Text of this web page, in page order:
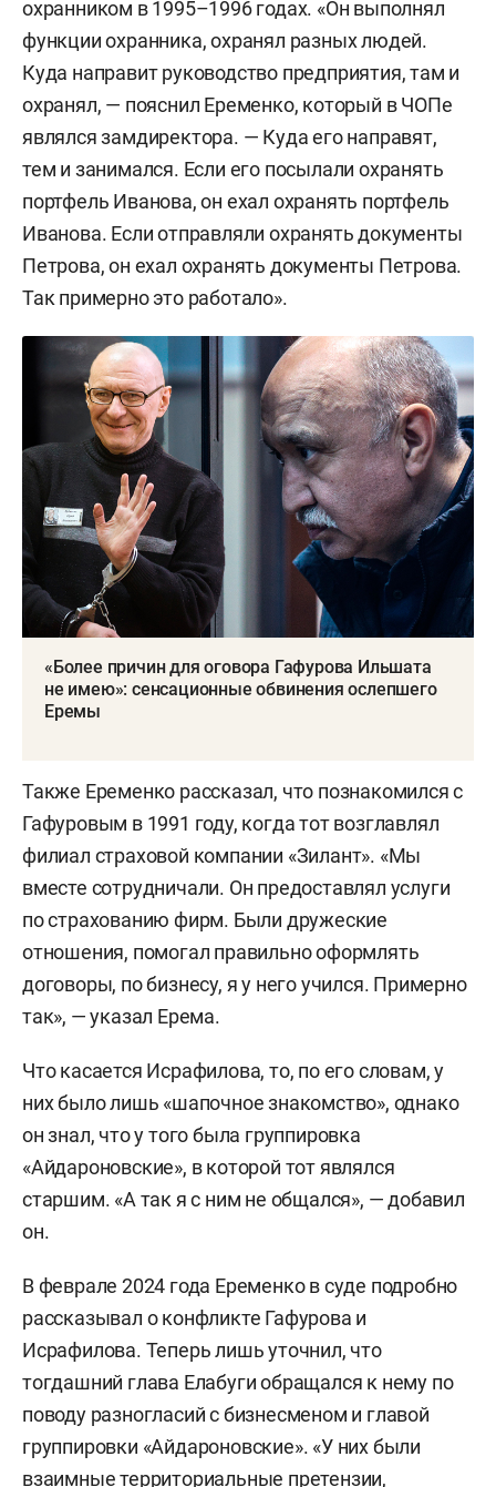
охранником в 1995–1996 годах. «Он выполнял
функции охранника, охранял разных людей.
Куда направит руководство предприятия, там и
охранял, — пояснил Еременко, который в ЧОПе
являлся замдиректора. — Куда его направят,
тем и занимался. Если его посылали охранять
портфель Иванова, он ехал охранять портфель
Иванова. Если отправляли охранять документы
Петрова, он ехал охранять документы Петрова.
Так примерно это работало».
«Более причин для оговора Гафурова Ильшата
не имею»: сенсационные обвинения ослепшего
Еремы
Также Еременко рассказал, что познакомился с
Гафуровым в 1991 году, когда тот возглавлял
филиал страховой компании «Зилант». «Мы
вместе сотрудничали. Он предоставлял услуги
по страхованию фирм. Были дружеские
отношения, помогал правильно оформлять
договоры, по бизнесу, я у него учился. Примерно
так», — указал Ерема.
Что касается Исрафилова, то, по его словам, у
них было лишь «шапочное знакомство», однако
он знал, что у того была группировка
«Айдароновские», в которой тот являлся
старшим. «А так я с ним не общался», — добавил
он.
В феврале 2024 года Еременко в суде подробно
рассказывал о конфликте Гафурова и
Исрафилова. Теперь лишь уточнил, что
тогдашний глава Елабуги обращался к нему по
поводу разногласий с бизнесменом и главой
группировки «Айдароновские». «У них были
взаимные территориальные претензии,